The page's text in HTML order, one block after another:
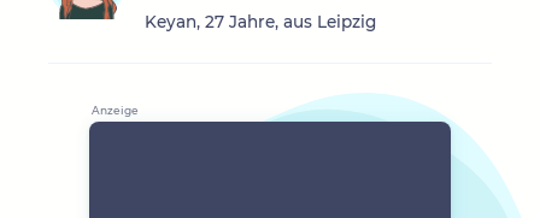
Keyan, 27 Jahre, aus Leipzig